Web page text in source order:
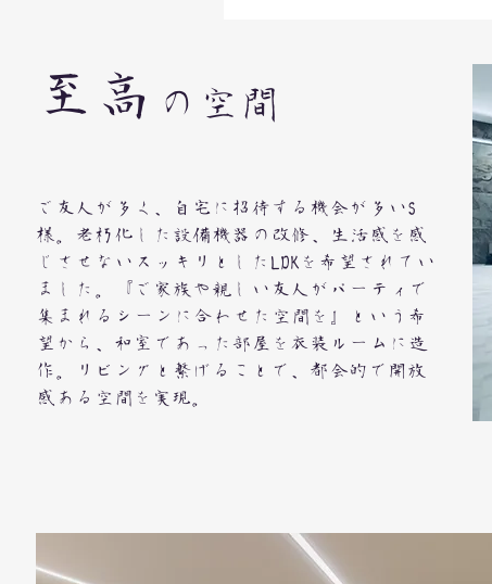
​至高 の空間
ご友人が多く、自宅に招待する機会が多いS
様。老朽化した設備機器の改修、生活感を感
じさせないスッキリとしたLDKを希望されてい
ました。『ご家族や親しい友人がパーティで
集まれるシーンに合わせた空間を』​という希
望から、和室であった部屋を衣装ルームに造
作。リビングと繋げることで、都会的で開放
感ある空間を実現。